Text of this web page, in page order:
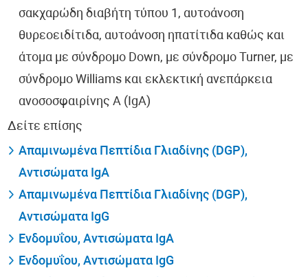
σακχαρώδη διαβήτη τύπου 1, αυτοάνοση
θυρεοειδίτιδα, αυτοάνοση ηπατίτιδα καθώς και
άτομα με σύνδρομο Down, με σύνδρομο Turner, με
σύνδρομο Williams και εκλεκτική ανεπάρκεια
ανοσοσφαιρίνης Α (IgA)
Δείτε επίσης
Απαμινωμένα Πεπτίδια Γλιαδίνης (DGP),
Αντισώματα IgA
Απαμινωμένα Πεπτίδια Γλιαδίνης (DGP),
Αντισώματα IgG
Ενδομυΐου, Αντισώματα IgA
Ενδομυΐου, Αντισώματα IgG